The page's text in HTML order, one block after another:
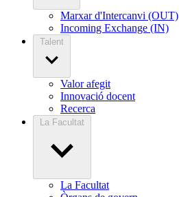
Marxar d'Intercanvi (OUT)
Incoming Exchange (IN)
Talent
Valor afegit
Innovació docent
Recerca
La Facultat
La Facultat